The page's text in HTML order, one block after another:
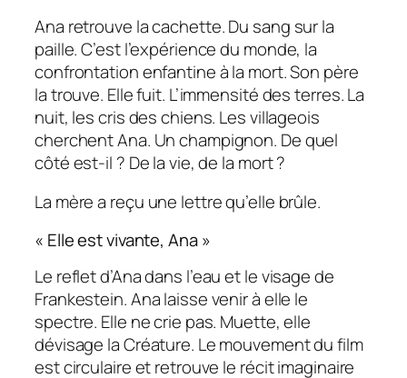
Ana retrouve la cachette. Du sang sur la
paille. C’est l’expérience du monde, la
confrontation enfantine à la mort. Son père
la trouve. Elle fuit. L’immensité des terres. La
nuit, les cris des chiens. Les villageois
cherchent Ana. Un champignon. De quel
côté est-il ? De la vie, de la mort ?
La mère a reçu une lettre qu’elle brûle.
« Elle est vivante, Ana»
Le reflet d’Ana dans l’eau et le visage de
Frankestein. Ana laisse venir à elle le
spectre. Elle ne crie pas. Muette, elle
dévisage la Créature. Le mouvement du film
est circulaire et retrouve le récit imaginaire